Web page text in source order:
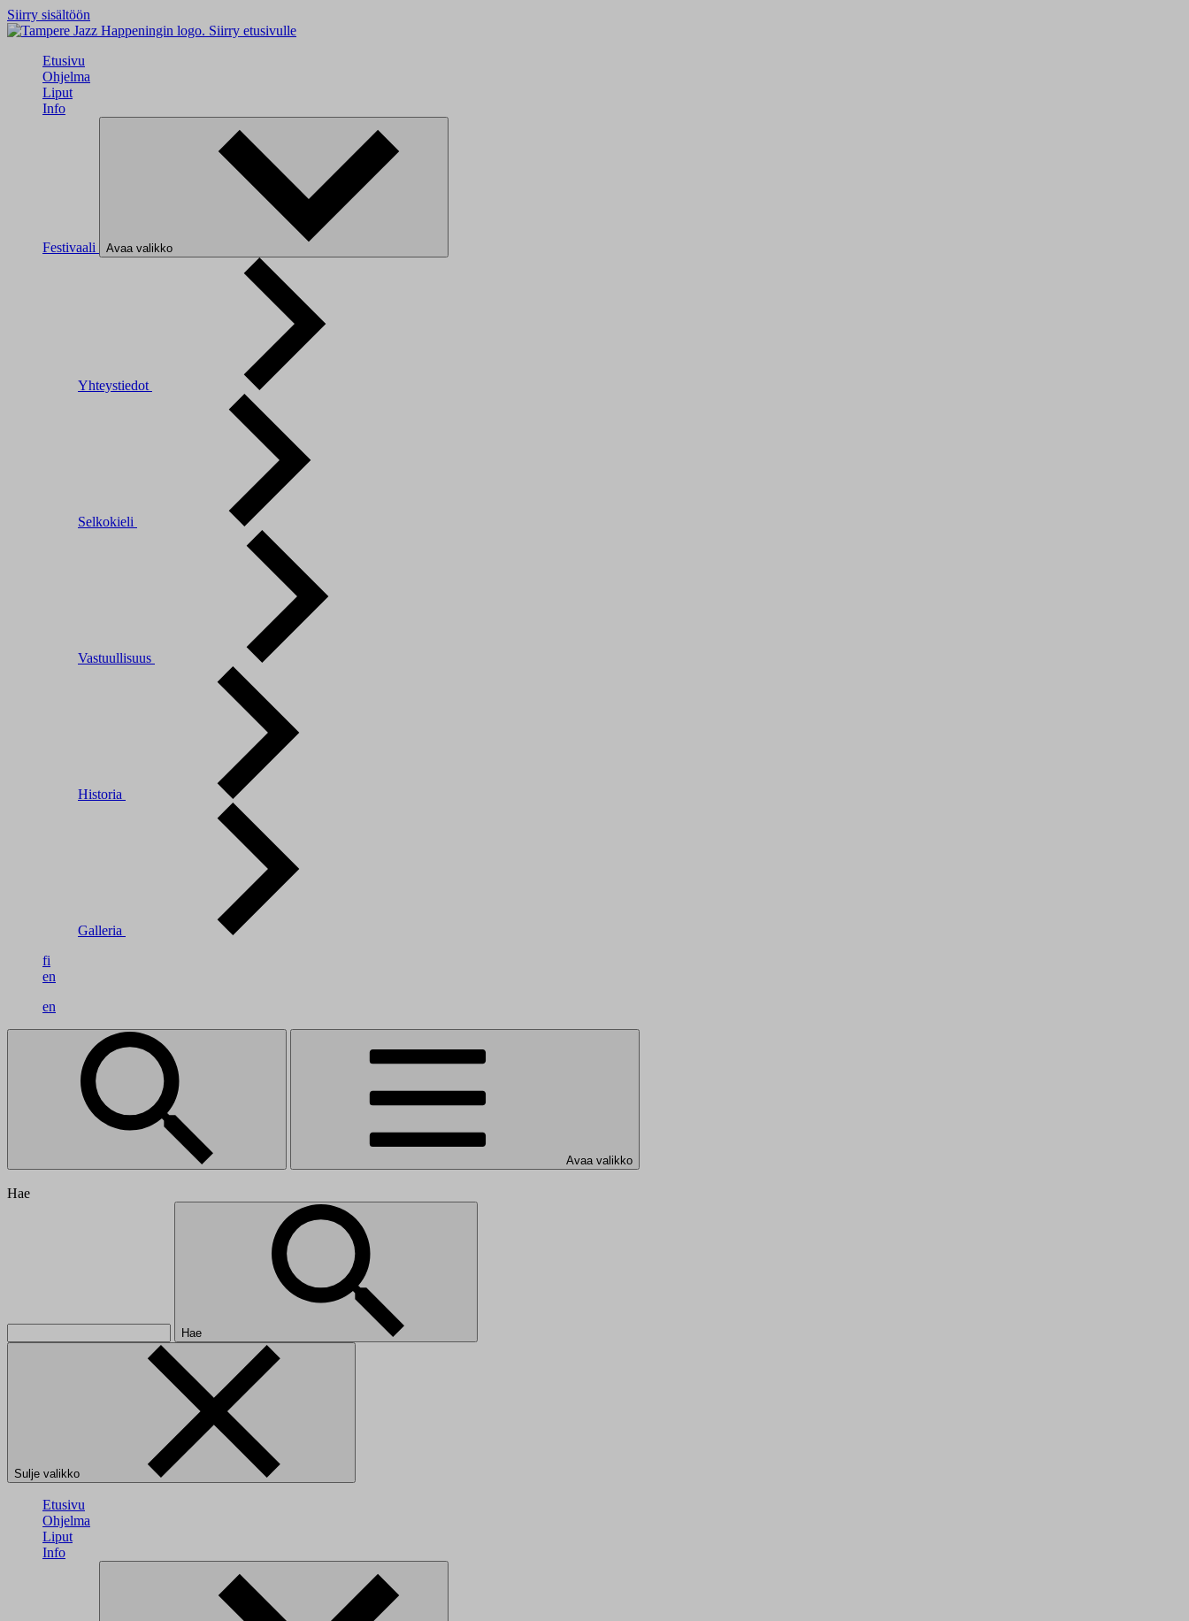
Siirry sisältöön
Siirry etusivulle
Etusivu
Ohjelma
Liput
Info
Festivaali Avaa valikko
Yhteystiedot
Selkokieli
Vastuullisuus
Historia
Galleria
fi
en
en
Avaa valikko
Hae
Hae
Sulje valikko
Etusivu
Ohjelma
Liput
Info